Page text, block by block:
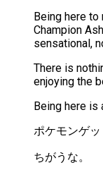
Being here
Champion
sensational,
There is
enjoying the
Being here is
ポケモンゲッ
ちがうな。